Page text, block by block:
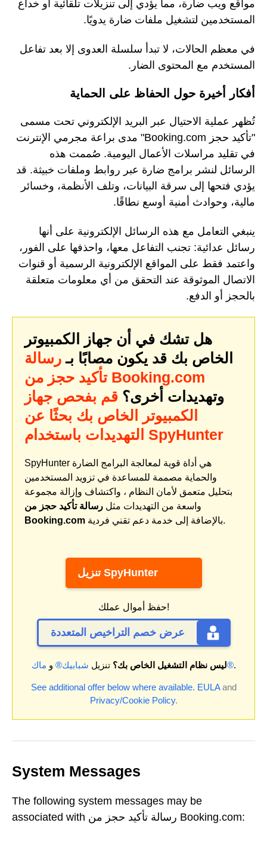
مواقع ويب ضارة، مما يؤدي إلى تنزيلات تلقائية أو خداع
المستخدمين لتشغيل ملفات ضارة يدويًا.
في معظم الحالات، لا تبدأ سلسلة العدوى إلا بعد تفاعل
المستخدم مع المحتوى الضار.
أفكار أخيرة حول الحفاظ على الحماية
تُظهر عملية الاحتيال عبر البريد الإلكتروني تحت مسمى
"تأكيد حجز Booking.com" مدى براعة مجرمي الإنترنت
في تقليد مراسلات الأعمال اليومية. صُممت هذه
الرسائل لنشر برامج ضارة عبر روابط وملفات خبيثة. قد
يؤدي فتحها إلى سرقة البيانات، وتلف الأنظمة، وخسائر
مالية، وحوادث أمنية أوسع نطاقًا.
ينبغي التعامل مع هذه الرسائل الإلكترونية على أنها
رسائل عدائية: تجنب التفاعل معها، واحذفها على الفور،
واعتمد فقط على المواقع الإلكترونية الرسمية أو قنوات
الاتصال الموثوقة عند التحقق من أي معلومات متعلقة
بالحجز أو الدفع.
هل تشك في أن جهاز الكمبيوتر
الخاص بك قد يكون مصابًا بـ رسالة
تأكيد حجز من Booking.com
وتهديدات أخرى؟ قم بفحص جهاز
الكمبيوتر الخاص بك بحثًا عن
التهديدات باستخدام SpyHunter
SpyHunter هي أداة قوية لمعالجة البرامج الضارة
والحماية مصممة للمساعدة في تزويد المستخدمين
بتحليل متعمق لأمان النظام ، واكتشاف وإزالة مجموعة
واسعة من التهديدات مثل رسالة تأكيد حجز من
Booking.com
بالإضافة إلى خدمة دعم تقني فردية.
تنزيل SpyHunter
حفظ أموال عملك!
عرض خصم التراخيص المتعددة
ليس نظام التشغيل الخاص بك؟ تنزيل شبابيك® و ماك®.
See additional offer below where available. EULAand
Privacy/Cookie Policy.
System Messages
The following system messages may be
associated with رسالة تأكيد حجز من Booking.com: